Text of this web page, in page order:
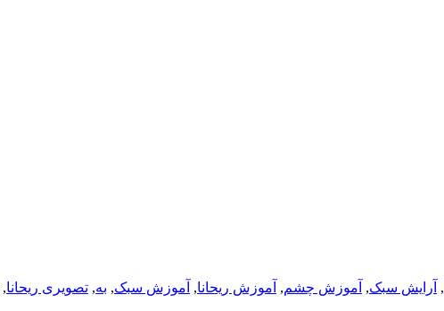
, آرایش سبک, آموزش چشم, آموزش ریحانا, آموزش سبک, به, تصویری ریحانا,